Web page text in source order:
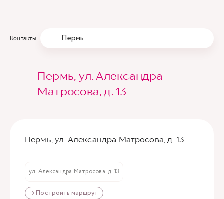
Контакты Пермь
Пермь, ул. Александра
Матросова, д. 13
Пермь, ул. Александра Матросова, д. 13
ул. Александра Матросова, д. 13
→ Построить маршрут